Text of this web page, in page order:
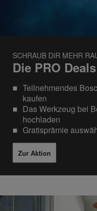
SCHRAUB DIR MEHR
Die PRO
Teilnehmendes
kaufen
Das Werkzeug bei
hochladen
Gratisprämie
Zur Aktion